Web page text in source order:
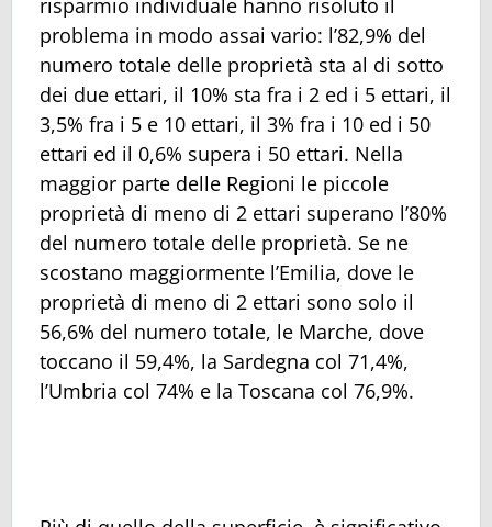
risparmio individuale hanno risoluto il
problema in modo assai vario: l’82,9% del
numero totale delle proprietà sta al di sotto
dei due ettari, il 10% sta fra i 2 ed i 5 ettari, il
3,5% fra i 5 e 10 ettari, il 3% fra i 10 ed i 50
ettari ed il 0,6% supera i 50 ettari. Nella
maggior parte delle Regioni le piccole
proprietà di meno di 2 ettari superano l’80%
del numero totale delle proprietà. Se ne
scostano maggiormente l’Emilia, dove le
proprietà di meno di 2 ettari sono solo il
56,6% del numero totale, le Marche, dove
toccano il 59,4%, la Sardegna col 71,4%,
l’Umbria col 74% e la Toscana col 76,9%.